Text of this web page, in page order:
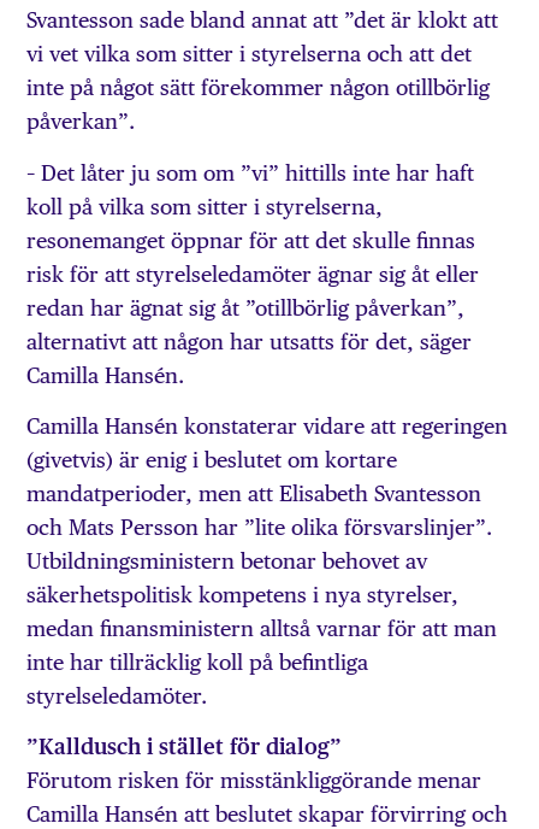
Svantesson sade bland annat att ”det är klokt att
vi vet vilka som sitter i styrelserna och att det
inte på något sätt förekommer någon otillbörlig
påverkan”.
– Det låter ju som om ”vi” hittills inte har haft
koll på vilka som sitter i styrelserna,
resonemanget öppnar för att det skulle finnas
risk för att styrelseledamöter ägnar sig åt eller
redan har ägnat sig åt ”otillbörlig påverkan”,
alternativt att någon har utsatts för det, säger
Camilla Hansén.
Camilla Hansén konstaterar vidare att regeringen
(givetvis) är enig i beslutet om kortare
mandatperioder, men att Elisabeth Svantesson
och Mats Persson har ”lite olika försvarslinjer”.
Utbildningsministern betonar behovet av
säkerhetspolitisk kompetens i nya styrelser,
medan finansministern alltså varnar för att man
inte har tillräcklig koll på befintliga
styrelseledamöter.
”Kalldusch i stället för dialog”
Förutom risken för misstänkliggörande menar
Camilla Hansén att beslutet skapar förvirring och